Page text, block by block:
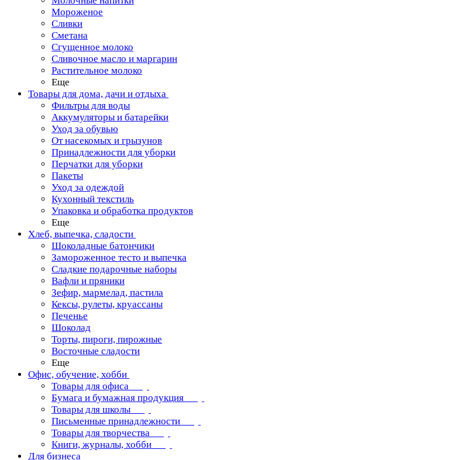
Мороженое
Сливки
Сметана
Сгущенное молоко
Сливочное масло и маргарин
Растительное молоко
Еще
Товары для дома, дачи и отдыха
Фильтры для воды
Аккумуляторы и батарейки
Уход за обувью
От насекомых и грызунов
Принадлежности для уборки
Перчатки для уборки
Пакеты
Уход за одеждой
Кухонный текстиль
Упаковка и обработка продуктов
Еще
Хлеб, выпечка, сладости
Шоколадные батончики
Замороженное тесто и выпечка
Сладкие подарочные наборы
Вафли и пряники
Зефир, мармелад, пастила
Кексы, рулеты, круассаны
Печенье
Шоколад
Торты, пироги, пирожные
Восточные сладости
Еще
Офис, обучение, хобби
Товары для офиса
Бумага и бумажная продукция
Товары для школы
Письменные принадлежности
Товары для творчества
Книги, журналы, хобби
Для бизнеса